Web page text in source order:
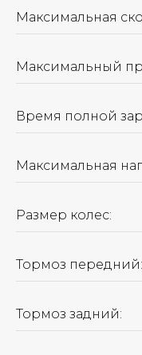
Максимальная
Максимальный
Время полной
Максимальная
Размер колес:
Тормоз передний:
Тормоз задний: